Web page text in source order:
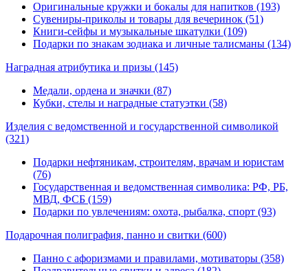
Оригинальные кружки и бокалы для напитков (193)
Сувениры-приколы и товары для вечеринок (51)
Книги-сейфы и музыкальные шкатулки (109)
Подарки по знакам зодиака и личные талисманы (134)
Наградная атрибутика и призы (145)
Медали, ордена и значки (87)
Кубки, стелы и наградные статуэтки (58)
Изделия с ведомственной и государственной символикой
(321)
Подарки нефтяникам, строителям, врачам и юристам
(76)
Государственная и ведомственная символика: РФ, РБ,
МВД, ФСБ (159)
Подарки по увлечениям: охота, рыбалка, спорт (93)
Подарочная полиграфия, панно и свитки (600)
Панно с афоризмами и правилами, мотиваторы (358)